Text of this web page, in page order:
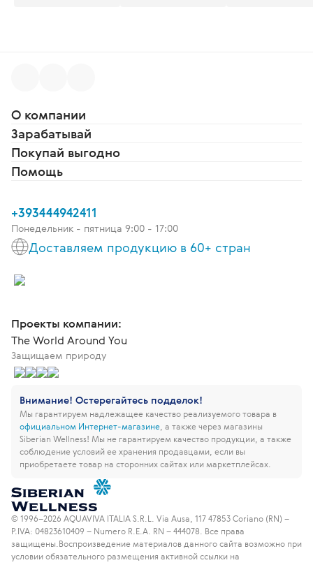
О компании
Зарабатывай
Покупай выгодно
Помощь
+393444942411
Понедельник - пятница 9:00 - 17:00
Доставляем продукцию в 60+ стран
Проекты компании:
The World Around You
Защищаем природу
Внимание! Остерегайтесь подделок!
Мы гарантируем надлежащее качество реализуемого товара в
официальном Интернет-магазине , а также через магазины
Siberian Wellness! Мы не гарантируем качество продукции, а также
соблюдение условий ее хранения продавцами, если вы
приобретаете товар на сторонних сайтах или маркетплейсах.
© 1996–2026 AQUAVIVA ITALIA S.R.L. Via Ausa, 117 47853 Coriano (RN) –
P.IVA: 04823610409 – Numero R.E.A. RN – 444078. Все права
защищены. Воспроизведение материалов данного сайта возможно при
условии обязательного размещения активной ссылки на